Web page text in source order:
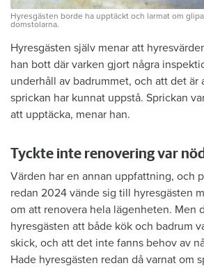
Hyresgästen borde ha upptäckt och larmat om
domstolarna.
Hyresgästen själv menar att
han bott där varken gjort några
underhåll av badrummet, och att det
sprickan har kunnat uppstå. Sprickan
att upptäcka, menar han.
Tyckte inte renovering var
Värden har en annan uppfattning, och
redan 2024 vände sig till hyresgästen
om att renovera hela lägenheten. Men
hyresgästen att både kök och badrum
skick, och att det inte fanns behov av
Hade hyresgästen redan då varnat om